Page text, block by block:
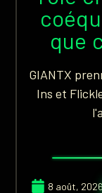
que
GIANTX
Ins et
8 août,